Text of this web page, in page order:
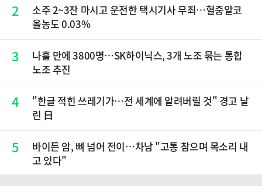
2
소주 2~3잔 마시고 운전한 택시기사 무죄…혈중알코
올농도 0.03%
3
나흘 만에 3800명…SK하이닉스, 3개 노조 묶는 통합
노조 추진
4
"한글 적힌 쓰레기가…전 세계에 알려버릴 것" 경고 날
린 日
5
바이든 암, 뼈 넘어 전이…차남 "고통 참으며 목소리 내
고 있다"